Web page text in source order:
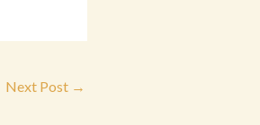
Next Post →